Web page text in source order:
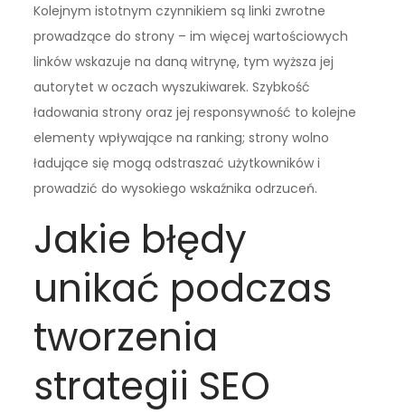
Kolejnym istotnym czynnikiem są linki zwrotne
prowadzące do strony – im więcej wartościowych
linków wskazuje na daną witrynę, tym wyższa jej
autorytet w oczach wyszukiwarek. Szybkość
ładowania strony oraz jej responsywność to kolejne
elementy wpływające na ranking; strony wolno
ładujące się mogą odstraszać użytkowników i
prowadzić do wysokiego wskaźnika odrzuceń.
Jakie błędy
unikać podczas
tworzenia
strategii SEO